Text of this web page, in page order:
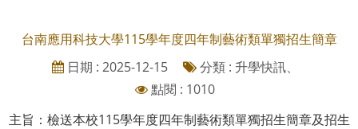
台南應用科技大學115學年度四年制藝術類單獨招生簡章
日期 : 2025-12-15
分類 : 升學快訊、
點閱 : 1010
主旨：檢送本校115學年度四年制藝術類單獨招生簡章及招生